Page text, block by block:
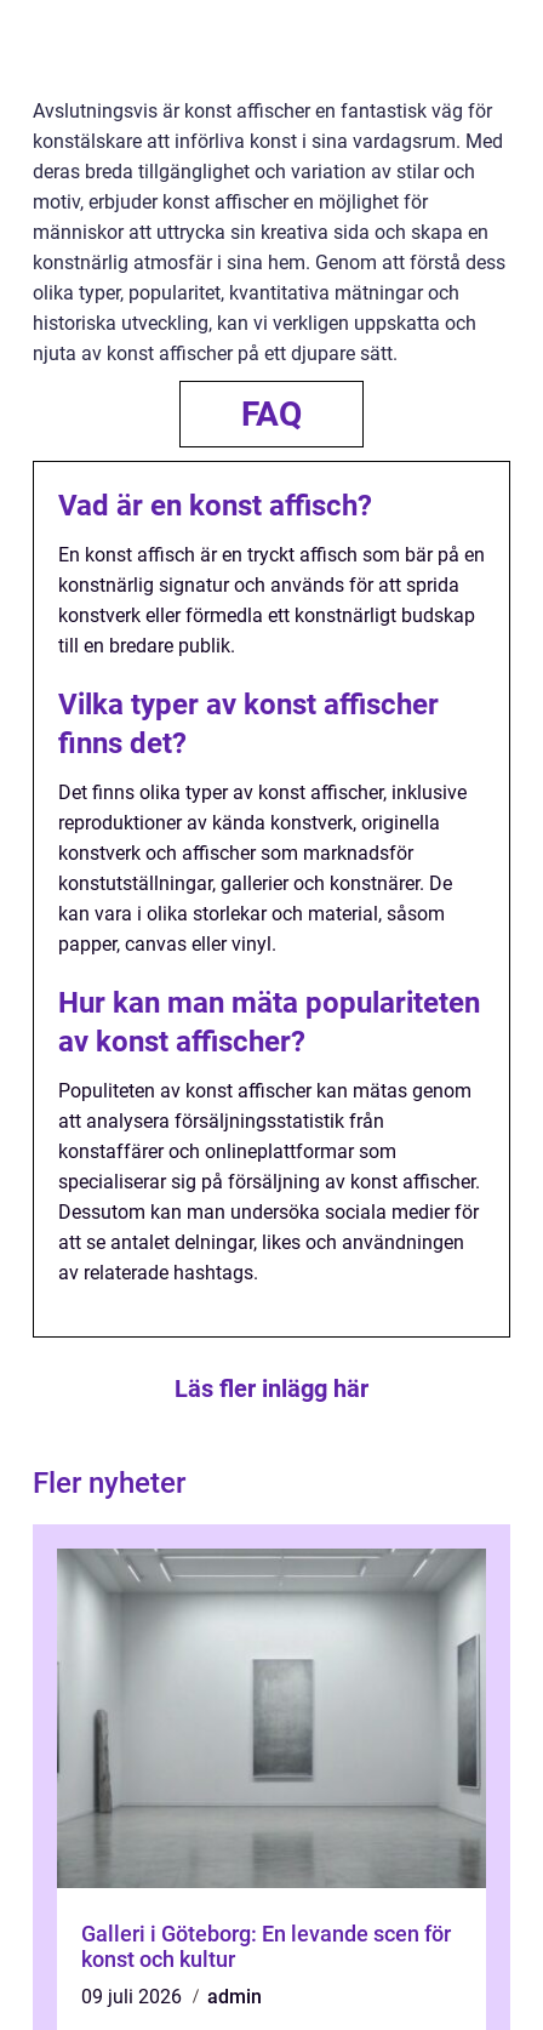
Avslutningsvis är konst affischer en fantastisk väg för
konstälskare att införliva konst i sina vardagsrum. Med
deras breda tillgänglighet och variation av stilar och
motiv, erbjuder konst affischer en möjlighet för
människor att uttrycka sin kreativa sida och skapa en
konstnärlig atmosfär i sina hem. Genom att förstå dess
olika typer, popularitet, kvantitativa mätningar och
historiska utveckling, kan vi verkligen uppskatta och
njuta av konst affischer på ett djupare sätt.
FAQ
Vad är en konst affisch?
En konst affisch är en tryckt affisch som bär på en
konstnärlig signatur och används för att sprida
konstverk eller förmedla ett konstnärligt budskap
till en bredare publik.
Vilka typer av konst affischer
finns det?
Det finns olika typer av konst affischer, inklusive
reproduktioner av kända konstverk, originella
konstverk och affischer som marknadsför
konstutställningar, gallerier och konstnärer. De
kan vara i olika storlekar och material, såsom
papper, canvas eller vinyl.
Hur kan man mäta populariteten
av konst affischer?
Populiteten av konst affischer kan mätas genom
att analysera försäljningsstatistik från
konstaffärer och onlineplattformar som
specialiserar sig på försäljning av konst affischer.
Dessutom kan man undersöka sociala medier för
att se antalet delningar, likes och användningen
av relaterade hashtags.
Läs fler inlägg här
Fler nyheter
Galleri i Göteborg: En levande scen för
konst och kultur
09 juli 2026
admin